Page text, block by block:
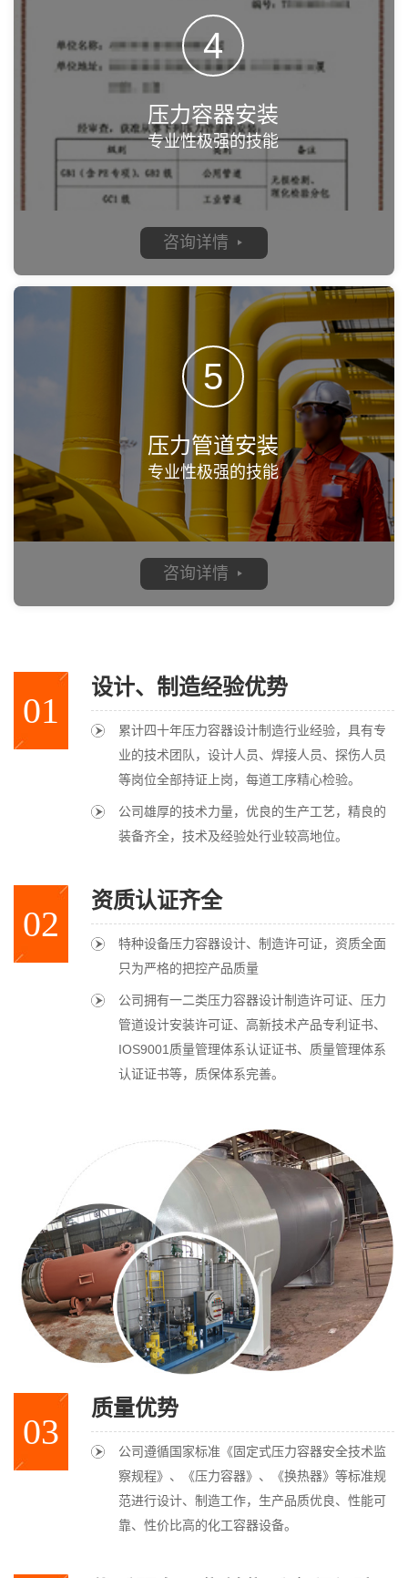
4
压力容器安装
专业性极强的技能
咨询详情
5
压力管道安装
专业性极强的技能
咨询详情
01
设计、制造经验优势
累计四十年压力容器设计制造行业经验，具有专
业的技术团队，设计人员、焊接人员、探伤人员
等岗位全部持证上岗，每道工序精心检验。
公司雄厚的技术力量，优良的生产工艺，精良的
装备齐全，技术及经验处行业较高地位。
02
资质认证齐全
特种设备压力容器设计、制造许可证，资质全面
只为严格的把控产品质量
公司拥有一二类压力容器设计制造许可证、压力
管道设计安装许可证、高新技术产品专利证书、
IOS9001质量管理体系认证证书、质量管理体系
认证证书等，质保体系完善。
03
质量优势
公司遵循国家标准《固定式压力容器安全技术监
察规程》、《压力容器》、《换热器》等标准规
范进行设计、制造工作，生产品质优良、性能可
靠、性价比高的化工容器设备。